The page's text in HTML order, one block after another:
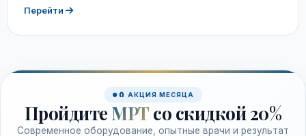
Перейти
🧲 АКЦИЯ МЕСЯЦА
Пройдите МРТ со скидкой 20%
Современное оборудование, опытные врачи и результат